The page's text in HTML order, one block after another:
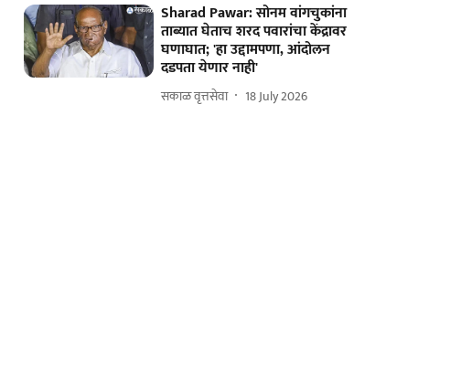
Sharad Pawar: सोनम वांगचुकांना
ताब्यात घेताच शरद पवारांचा केंद्रावर
घणाघात; 'हा उद्दामपणा, आंदोलन
दडपता येणार नाही'
सकाळ वृत्तसेवा 18 July 2026